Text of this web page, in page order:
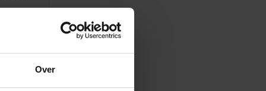
Over